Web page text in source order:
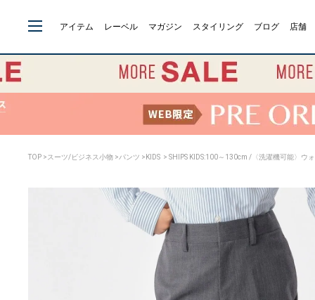
アイテム レーベル マガジン スタイリング ブログ 店舗
TOP > スーツ/ビジネス小物 >パンツ > KIDS > SHIPS KIDS:100～130cm /〈洗濯機可能〉ウ